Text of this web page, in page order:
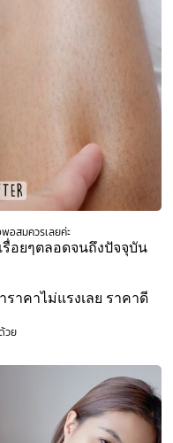
อสมควรเลยค่ะ
รื่อยๆตลอดจนถึงปัจจุบัน
าคาไม่แรงเลย ราคาดี
วย